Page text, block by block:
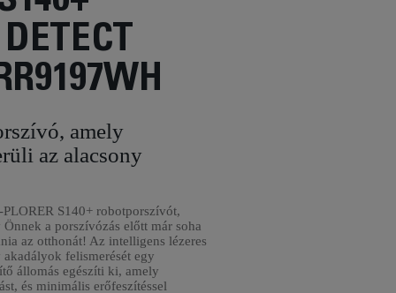
amely
az alacsony
S140+ robotporszívót,
a porszívózás előtt már soha
az otthonát! Az intelligens lézeres
felismerését egy
állomás egészíti ki, amely
és minimális erőfeszítéssel